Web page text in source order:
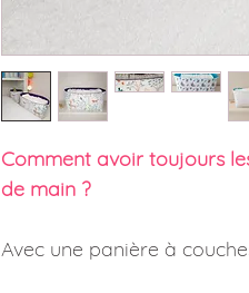
Comment avoir toujours
de main ?
Avec une panière à